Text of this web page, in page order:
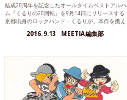
結成20周年を記念したオールタイムベストアルバ
ム『くるりの20回転』を9月14日にリリースする
京都出身のロックバンド・くるりが、本作を携え
2016.9.13 MEETIA編集部